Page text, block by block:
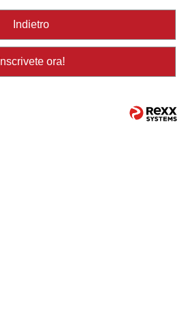
Indietro
Inscrivete ora!